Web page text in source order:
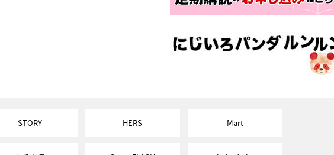
STORY HERS Mart